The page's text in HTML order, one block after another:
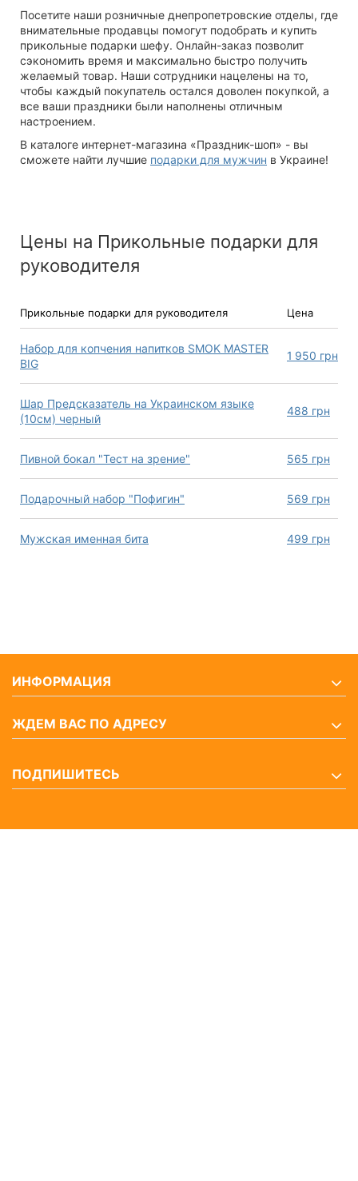
Посетите наши розничные днепропетровские отделы, где
внимательные продавцы помогут подобрать и купить
прикольные подарки шефу. Онлайн-заказ позволит
сэкономить время и максимально быстро получить
желаемый товар. Наши сотрудники нацелены на то,
чтобы каждый покупатель остался доволен покупкой, а
все ваши праздники были наполнены отличным
настроением.
В каталоге интернет-магазина «Праздник-шоп» - вы
сможете найти лучшие подарки для мужчин в Украине!
Цены на Прикольные подарки для
руководителя
Прикольные подарки для руководителя Цена
Набор для копчения напитков SMOK MASTER
BIG
1 950 грн
Шар Предсказатель на Украинском языке
(10см) черный
488 грн
Пивной бокал "Тест на зрение" 565 грн
Подарочный набор "Пофигин" 569 грн
Мужская именная бита 499 грн
ИНФОРМАЦИЯ
ЖДЕМ ВАС ПО АДРЕСУ
ПОДПИШИТЕСЬ